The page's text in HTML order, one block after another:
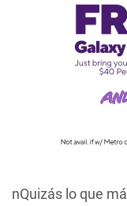
nQuizás lo que